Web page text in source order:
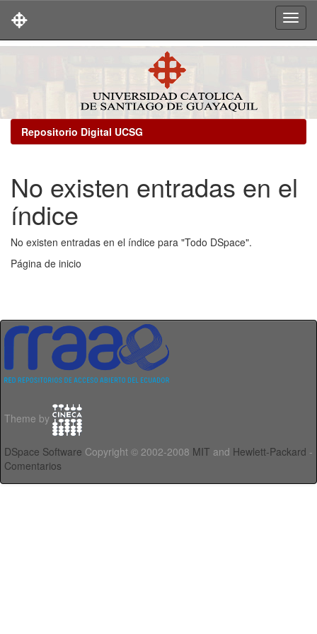
Repositorio Digital UCSG
No existen entradas en el
índice
No existen entradas en el índice para "Todo DSpace".
Página de inicio
Theme by
DSpace Software Copyright © 2002-2008 MIT and Hewlett-Packard -
Comentarios